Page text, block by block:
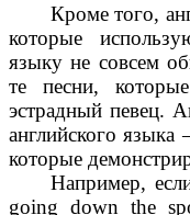
Кроме того,
которые
языку не совсем
те песни,
эстрадный певец.
английского
которые
Например,
going down the